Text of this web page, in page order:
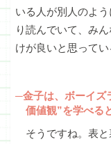
いる人が別人のよ
り読んでいて、み
けが良いと思って
─金子は、ボーイズ
価値観”を学べる
そうですね。表と